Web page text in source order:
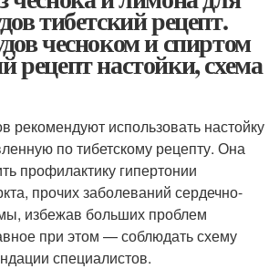
тибетский рецепт.
чесноком и спиртом
рецепт настойки, схема
рекомендуют использовать настойку
по тибетскому рецепту. Она
профилактику гипертонии
прочих заболеваний сердечно-
избежав больших проблем
при этом — соблюдать схему
специалистов.